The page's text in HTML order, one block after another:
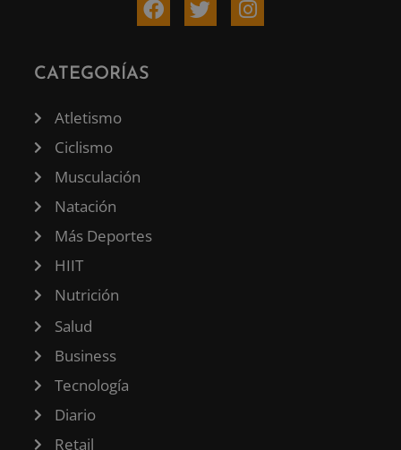
CATEGORÍAS
Atletismo
Ciclismo
Musculación
Natación
Más Deportes
HIIT
Nutrición
Salud
Business
Tecnología
Diario
Retail